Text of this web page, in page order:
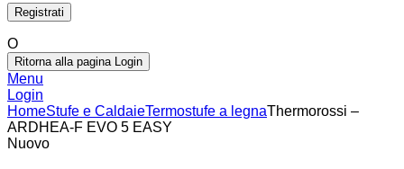
O
Ritorna alla pagina Login
Menu
Login
HomeStufe e CaldaieTermostufe a legnaThermorossi –
ARDHEA-F EVO 5 EASY
Nuovo